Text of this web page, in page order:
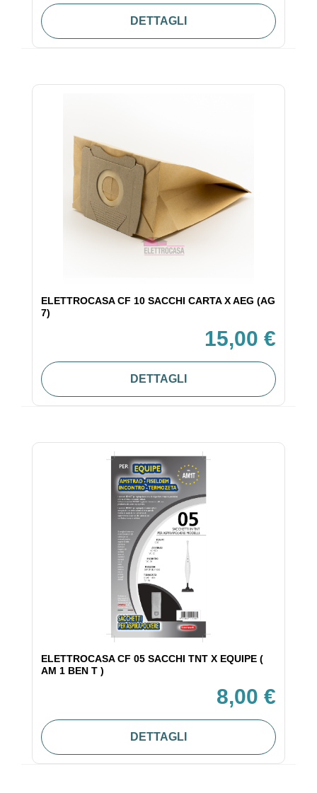
DETTAGLI
ELETTROCASA CF 10 SACCHI CARTA X AEG (AG
7)
15,00 €
DETTAGLI
ELETTROCASA CF 05 SACCHI TNT X EQUIPE (
AM 1 BEN T )
8,00 €
DETTAGLI